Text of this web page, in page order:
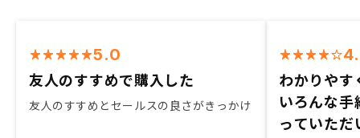
5.0
友人のすすめで購入した
友人のすすめとセールスの良さがきっかけ
わかりやす
いろんな
っていただ